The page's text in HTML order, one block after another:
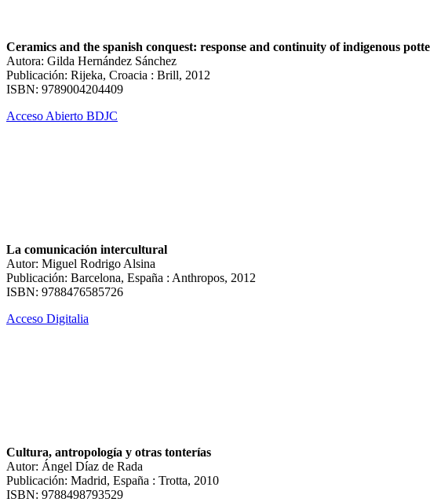
Ceramics and the spanish conquest: response and continuity of indigenous
Autora: Gilda Hernández Sánchez
Publicación: Rijeka, Croacia : Brill, 2012
ISBN: 9789004204409
Acceso Abierto BDJC
La comunicación intercultural
Autor: Miguel Rodrigo Alsina
Publicación: Barcelona, España : Anthropos, 2012
ISBN: 9788476585726
Acceso Digitalia
Cultura, antropología y otras tonterías
Autor: Ángel Díaz de Rada
Publicación: Madrid, España : Trotta, 2010
ISBN: 9788498793529